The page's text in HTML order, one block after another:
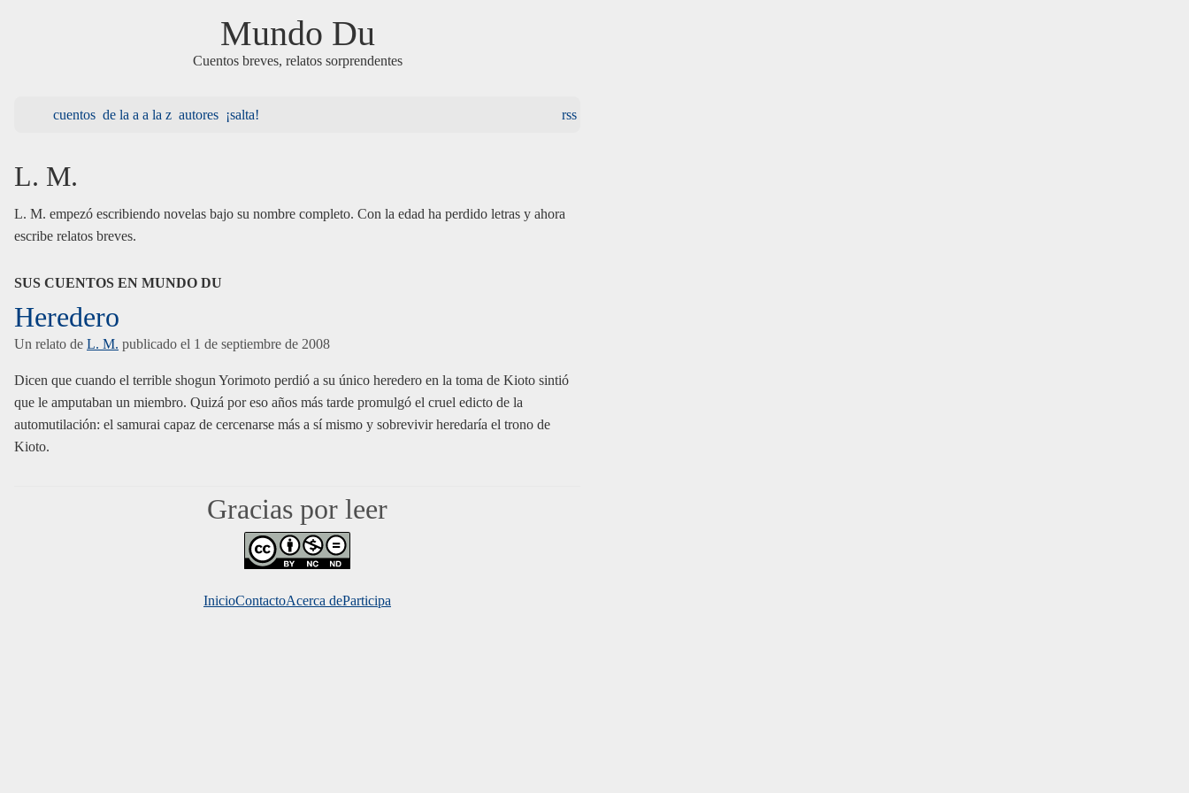
Mundo Du
Cuentos breves, relatos sorprendentes
cuentos de la a a la z autores ¡salta! rss
L. M.
L. M. empezó escribiendo novelas bajo su nombre completo. Con la edad ha perdido letras y ahora
escribe relatos breves.
SUS CUENTOS EN MUNDO DU
Heredero
Un relato de L. M. publicado el 1 de septiembre de 2008
Dicen que cuando el terrible shogun Yorimoto perdió a su único heredero en la toma de Kioto sintió
que le amputaban un miembro. Quizá por eso años más tarde promulgó el cruel edicto de la
automutilación: el samurai capaz de cercenarse más a sí mismo y sobrevivir heredaría el trono de
Kioto.
Gracias por leer
InicioContactoAcerca deMundo Du
Participa